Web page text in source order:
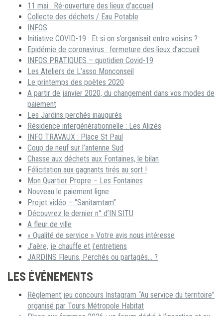
11 mai : Ré-ouverture des lieux d’accueil
Collecte des déchets / Eau Potable
INFOS
Initiative COVID-19 : Et si on s’organisait entre voisins ?
Epidémie de coronavirus : fermeture des lieux d’accueil
INFOS PRATIQUES – quotidien Covid-19
Les Ateliers de L’asso Monconseil
Le printemps des poètes 2020
A partir de janvier 2020, du changement dans vos modes de
paiement
Les Jardins perchés inaugurés
Résidence intergénérationnelle : Les Alizés
INFO TRAVAUX : Place St Paul
Coup de neuf sur l’antenne Sud
Chasse aux déchets aux Fontaines, le bilan
Félicitation aux gagnants tirés au sort !
Mon Quartier Propre – Les Fontaines
Nouveau le paiement ligne
Projet vidéo – “Sanitamtam”
Découvrez le dernier n° d’IN SITU
A fleur de ville
« Qualité de service » Votre avis nous intéresse
J’aère, je chauffe et j’entretiens
JARDINS Fleuris, Perchés ou partagés… ?
LES ÉVÉNEMENTS
Règlement jeu concours Instagram “Au service du territoire”
organisé par Tours Métropole Habitat